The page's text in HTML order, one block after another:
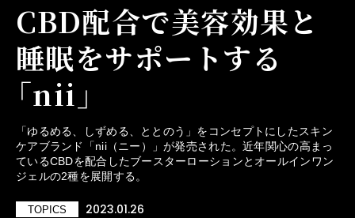
CBD配合で美容効果と
睡眠をサポートする
「nii」
「ゆるめる、しずめる、ととのう」をコンセプトにしたスキン
ケアブランド「nii（ニー）」が発売された。近年関心の高まっ
ているCBDを配合したブースターローションとオールインワン
ジェルの2種を展開する。
TOPICS 2023.01.26